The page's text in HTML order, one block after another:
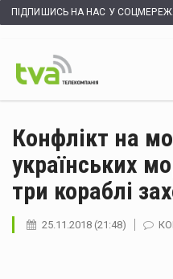
ПІДПИШИСЬ НА НАС У
Конфлікт на
українських
три кораблі
25.11.2018 (21:48)